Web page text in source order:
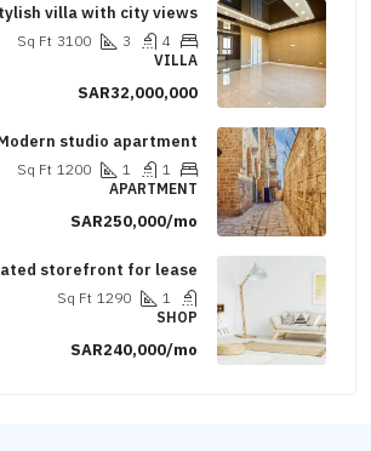
villa with city views
3100
Sq Ft
VILLA
SAR32,000,000
Modern studio apartment
1200
Sq Ft
APARTMENT
SAR250,000/mo
storefront for lease
1290
Sq Ft
SHOP
SAR240,000/mo